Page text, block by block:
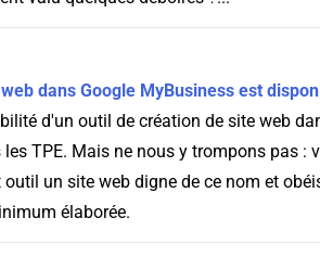
dans Google MyBusiness est
d'un outil de création de site web
TPE. Mais ne nous y trompons pas :
outil un site web digne de ce nom et
élaborée.